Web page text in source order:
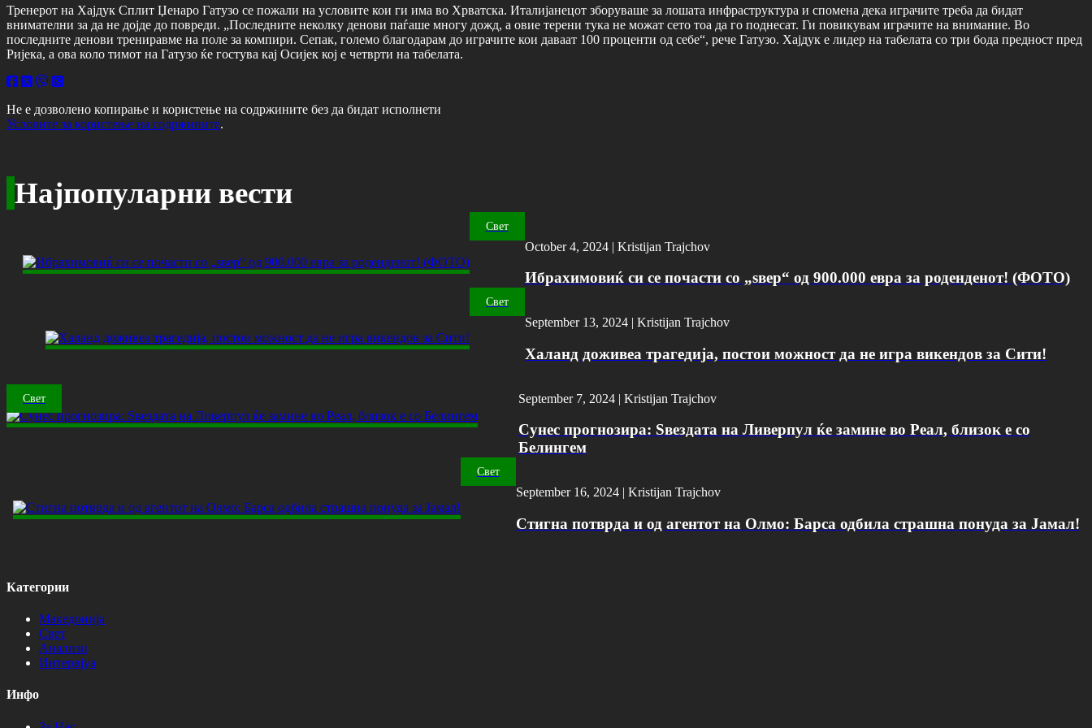
Тренерот на Хајдук Сплит Џенаро Гатузо се пожали на условите кои ги има во Хрватска. Италијанецот зборуваше за лошата инфраструктура и спомена дека играчите треба да бидат
внимателни за да не дојде до повреди. „Последните неколку денови паѓаше многу дожд, а овие терени тука не можат сето тоа да го поднесат. Ги повикувам играчите на внимание. Во
последните денови трениравме на поле за компири. Сепак, големо благодарам до играчите кои даваат 100 проценти од себе“, рече Гатузо. Хајдук е лидер на табелата со три бода предност пред
Ријека, а ова коло тимот на Гатузо ќе гостува кај Осијек кој е четврти на табелата.
Не е дозволено копирање и користење на содржините без да бидат исполнети
Условите за користење на содржините.
Најпопуларни вести
Свет
October 4, 2024 | Kristijan Trajchov
Ибрахимовиќ си се почасти со „ѕвер“ од 900.000 евра за роденденот! (ФОТО)
Свет
September 13, 2024 | Kristijan Trajchov
Халанд доживеа трагедија, постои можност да не игра викендов за Сити!
Свет September 7, 2024 | Kristijan Trajchov
Сунес прогнозира: Ѕвездата на Ливерпул ќе замине во Реал, близок е со
Белингем
Свет
September 16, 2024 | Kristijan Trajchov
Стигна потврда и од агентот на Олмо: Барса одбила страшна понуда за Јамал!
Категории
Македонија
Свет
Анализи
Интервјуа
Инфо